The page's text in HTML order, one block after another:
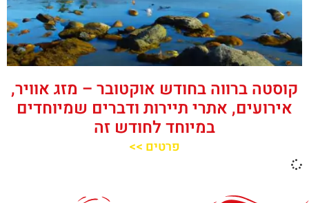
קוסטה ברווה בחודש אוקטובר – מזג אוויר,
אירועים, אתרי תיירות ודברים שמיוחדים
במיוחד לחודש זה
פרטים >>